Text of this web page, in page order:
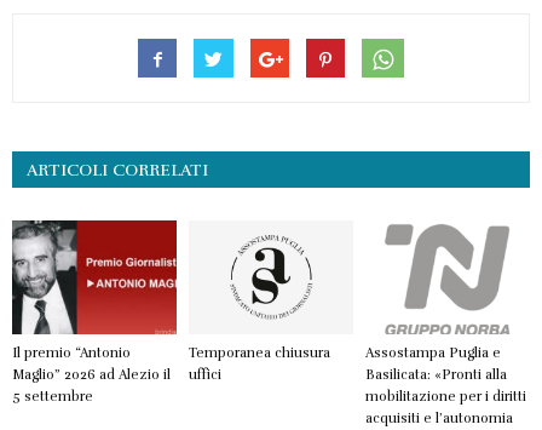
ARTICOLI CORRELATI
Il premio “Antonio
Maglio” 2026 ad Alezio il
5 settembre
Temporanea chiusura
uffici
Assostampa Puglia e
Basilicata: «Pronti alla
mobilitazione per i diritti
acquisiti e l’autonomia